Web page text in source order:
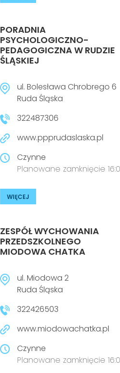
PORADNIA
PSYCHOLOGICZNO-
PEDAGOGICZNA W RUDZIE
ŚLĄSKIEJ
ul. Bolesława Chrobrego 6
Ruda Śląska
322487306
www.ppprudaslaska.pl
Czynne
Planowane zamknięcie
WIĘCEJ
ZESPÓŁ WYCHOWANIA
PRZEDSZKOLNEGO
MIODOWA CHATKA
ul. Miodowa 2
Ruda Śląska
322426503
www.miodowachatka.pl
Czynne
Planowane zamknięcie